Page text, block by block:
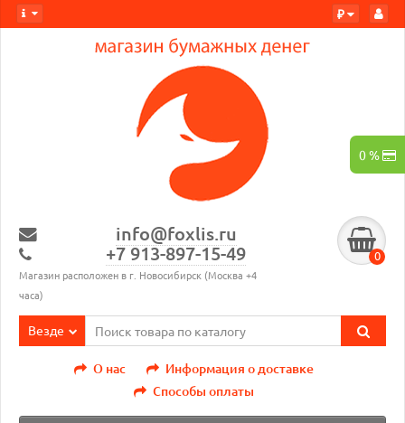
0 %
₽
info@foxlis.ru
+7 913-897-15-49
Магазин расположен в г. Новосибирск (Москва +4
часа)
0
Везде
О нас
Информация о доставке
Способы оплаты